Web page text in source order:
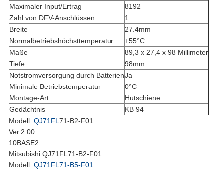
Maximaler Input/Ertrag
8192
Zahl von DFV-Anschlüssen
1
Breite
27.4mm
Normalbetriebshöchsttemperatur
+55°C
Maße
89,3 x 27,4 x 98 Millimeter
Tiefe
98mm
Notstromversorgung durch BatterienJa
Minimale Betriebstemperatur
0°C
Montage-Art
Hutschiene
Gedächtnis
KB 94
Modell: QJ71FL71-B2-F01
Ver.2.00.
10BASE2
Mitsubishi QJ71FL71-B2-F01
Modell: QJ71FL71-B5-F01